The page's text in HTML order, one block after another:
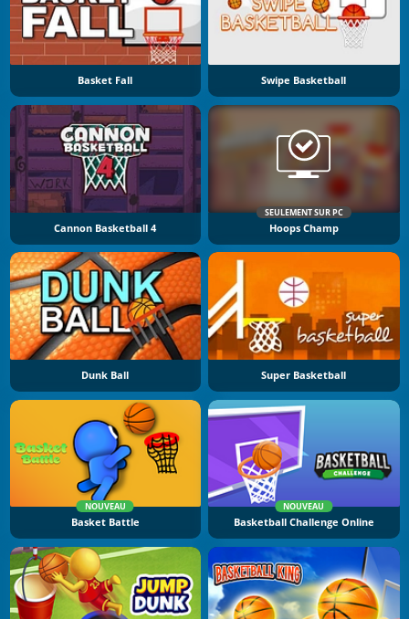
Basket Fall Swipe Basketball
Cannon Basketball 4
SEULEMENT SUR PC
Hoops Champ
Dunk Ball Super Basketball
NOUVEAU
Basket Battle
NOUVEAU
Basketball Challenge Online